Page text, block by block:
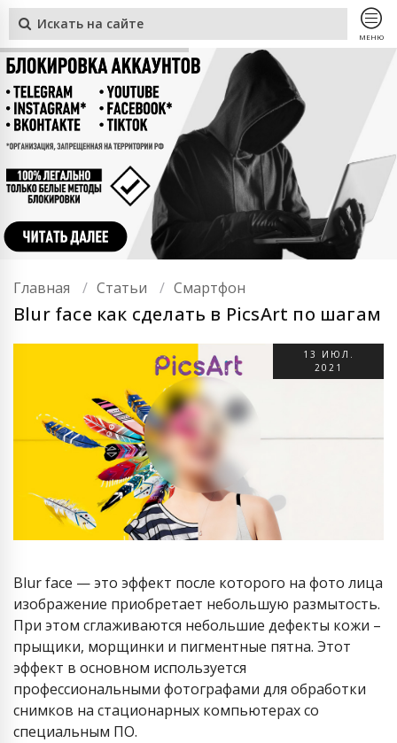
МЕНЮ
Главная Статьи Смартфон
Blur face как сделать в PicsArt по шагам
13
ИЮЛ.
2021
Blur face — это эффект после которого на фото лица
изображение приобретает небольшую размытость.
При этом сглаживаются небольшие дефекты кожи –
прыщики, морщинки и пигментные пятна. Этот
эффект в основном используется
профессиональными фотографами для обработки
снимков на стационарных компьютерах со
специальным ПО.